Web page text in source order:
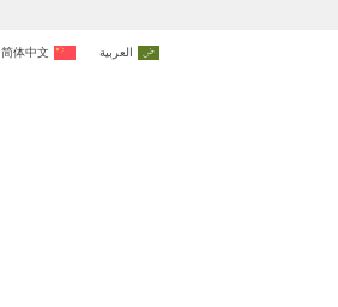
العربية 简体中文